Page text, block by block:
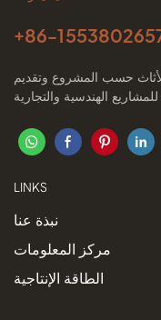
+86-
حسب المشروع وتقديم
الهندسية والتجارية
LINKS
نبذة عنا
مركز المعلومات
الطاقة الإنتاجية